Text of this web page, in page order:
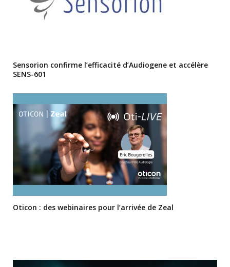
Sensorion confirme l’efficacité d’Audiogene et accélère
SENS-601
Oticon : des webinaires pour l’arrivée de Zeal